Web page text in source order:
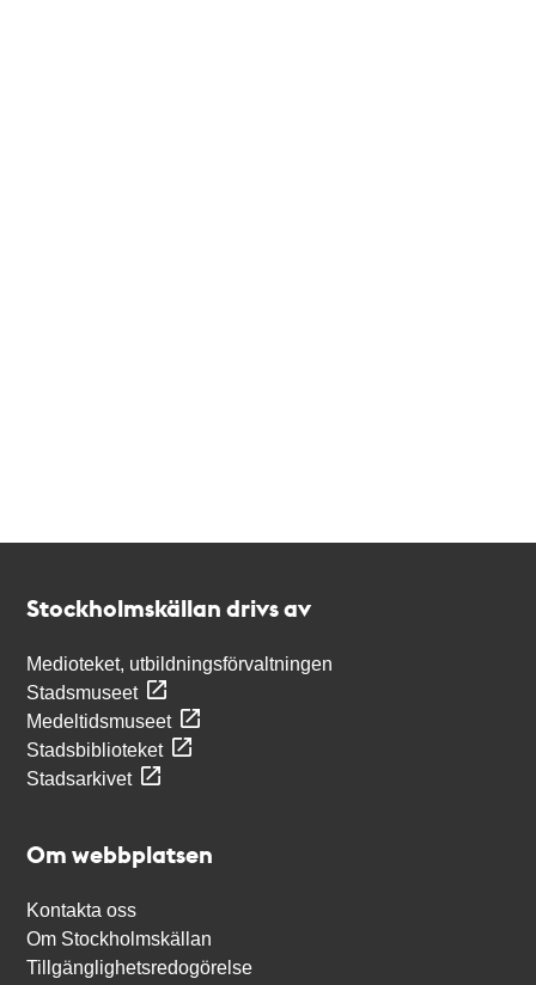
Stockholmskällan drivs av
Medioteket, utbildningsförvaltningen
Stadsmuseet
Medeltidsmuseet
Stadsbiblioteket
Stadsarkivet
Om webbplatsen
Kontakta oss
Om Stockholmskällan
Tillgänglighetsredogörelse